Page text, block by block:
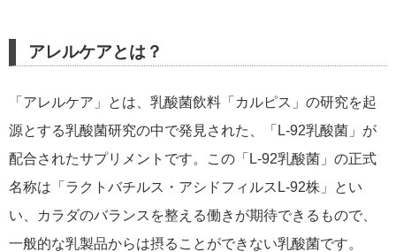
アレルケアとは？
「アレルケア」とは、乳酸菌飲料「カルピス」の研究を起
源とする乳酸菌研究の中で発見された、「L-92乳酸菌」が
配合されたサプリメントです。この「L-92乳酸菌」の正式
名称は「ラクトバチルス・アシドフィルスL-92株」とい
い、カラダのバランスを整える働きが期待できるもので、
一般的な乳製品からは摂ることができない乳酸菌です。